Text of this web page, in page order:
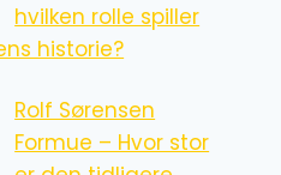
hvilken rolle spiller
historie?
Rolf Sørensen
Formue – Hvor stor